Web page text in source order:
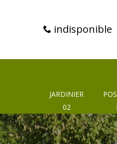
indisponible
JARDINIER
02